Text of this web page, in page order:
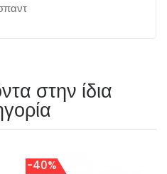
στην ίδια
-40%